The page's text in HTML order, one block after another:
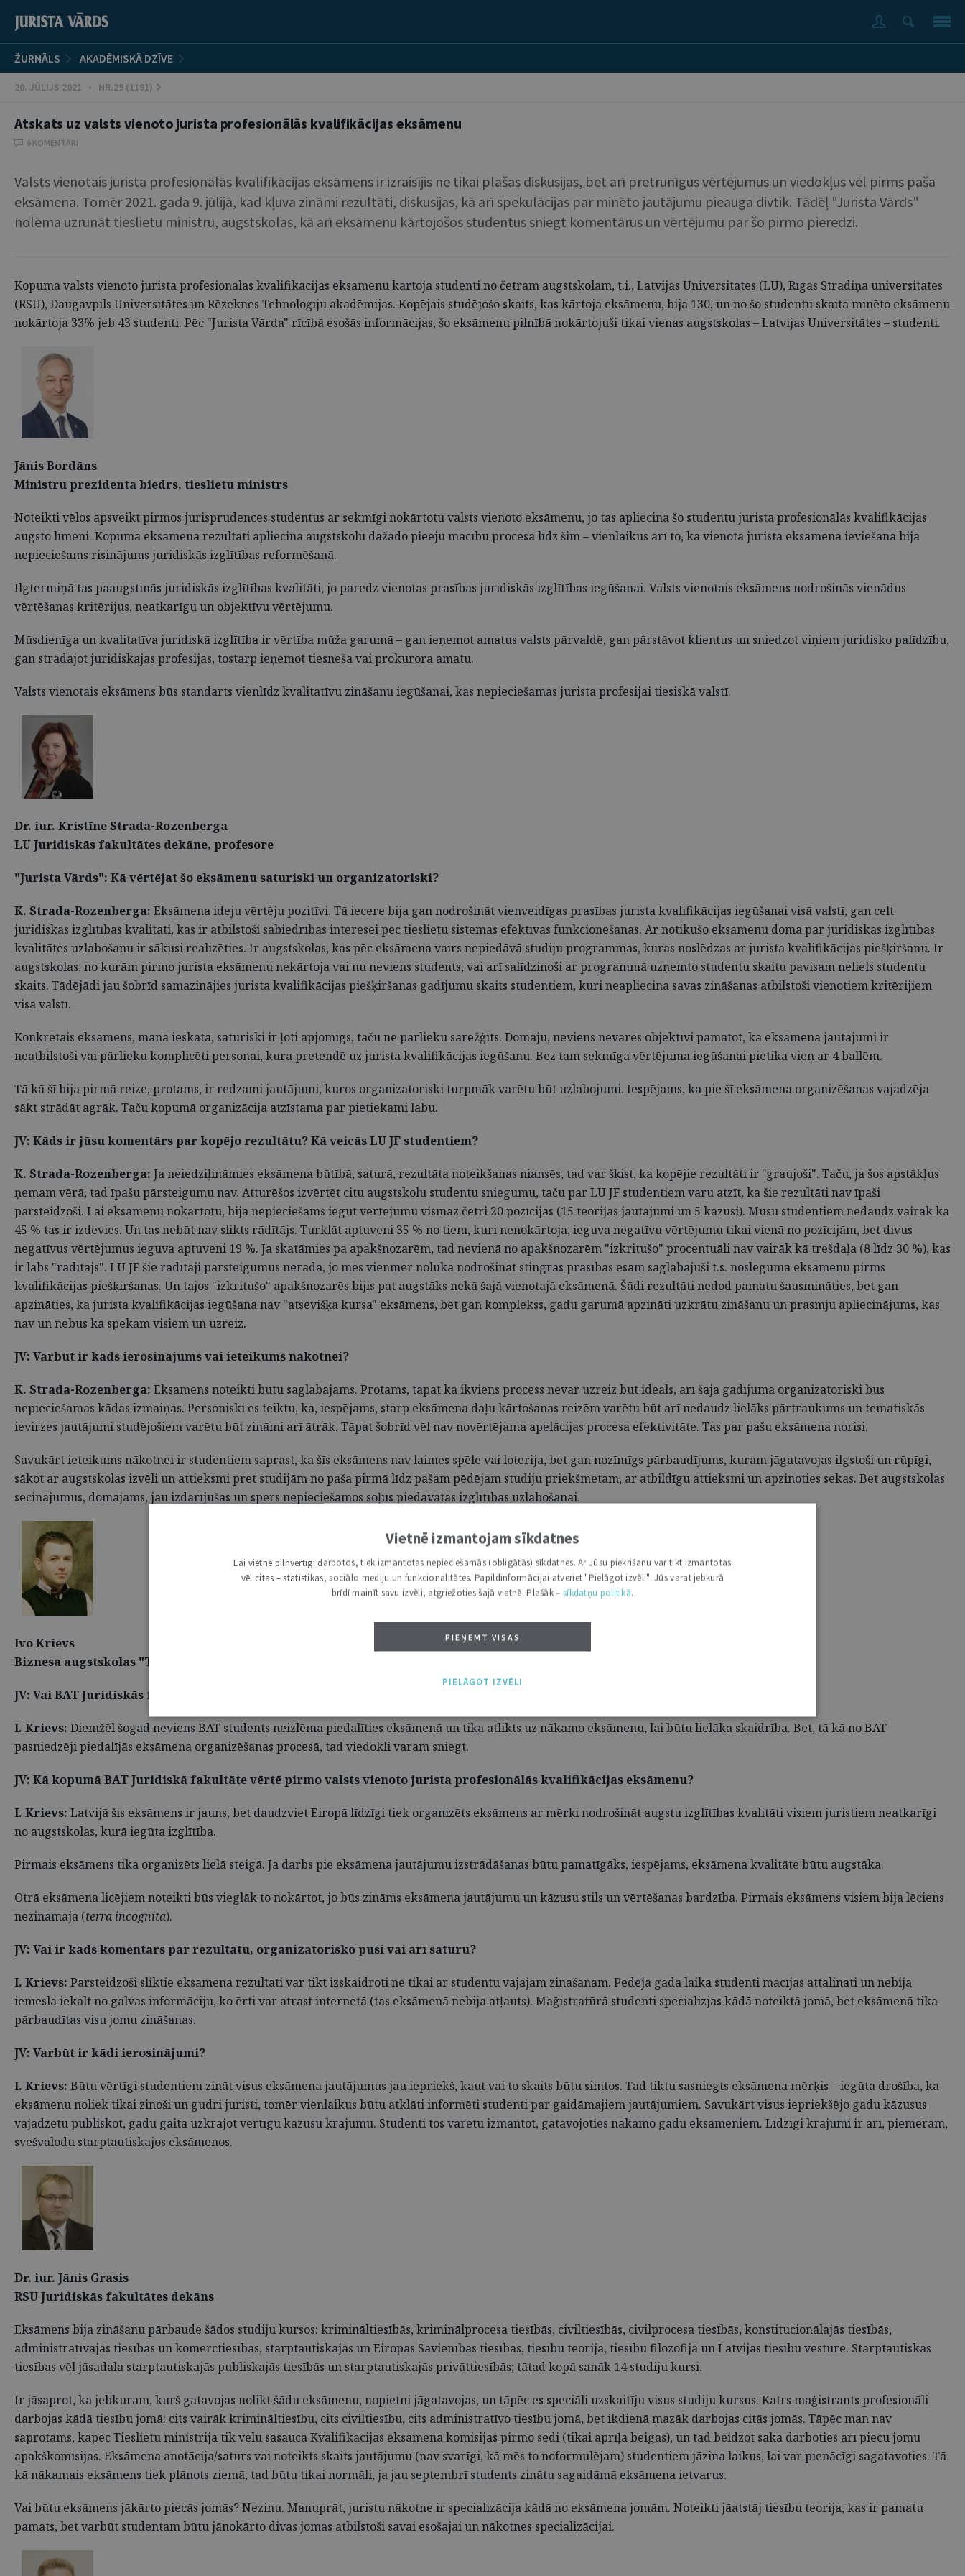
ŽURNĀLS AKADĒMISKĀ DZĪVE
20. JŪLIJS 2021 • NR.29 (1191)
Atskats uz valsts vienoto jurista profesionālās kvalifikācijas eksāmenu
6 KOMENTĀRI
Valsts vienotais jurista profesionālās kvalifikācijas eksāmens ir izraisījis ne tikai plašas diskusijas, bet arī pretrunīgus vērtējumus un viedokļus vēl pirms paša
eksāmena. Tomēr 2021. gada 9. jūlijā, kad kļuva zināmi rezultāti, diskusijas, kā arī spekulācijas par minēto jautājumu pieauga divtik. Tādēļ "Jurista Vārds"
nolēma uzrunāt tieslietu ministru, augstskolas, kā arī eksāmenu kārtojošos studentus sniegt komentārus un vērtējumu par šo pirmo pieredzi.
Kopumā valsts vienoto jurista profesionālās kvalifikācijas eksāmenu kārtoja studenti no četrām augstskolām, t.i., Latvijas Universitātes (LU), Rīgas Stradiņa universitātes
(RSU), Daugavpils Universitātes un Rēzeknes Tehnoloģiju akadēmijas. Kopējais studējošo skaits, kas kārtoja eksāmenu, bija 130, un no šo studentu skaita minēto eksāmenu
nokārtoja 33% jeb 43 studenti. Pēc "Jurista Vārda" rīcībā esošās informācijas, šo eksāmenu pilnībā nokārtojuši tikai vienas augstskolas – Latvijas Universitātes – studenti.
Jānis Bordāns
Ministru prezidenta biedrs, tieslietu ministrs
Noteikti vēlos apsveikt pirmos jurisprudences studentus ar sekmīgi nokārtotu valsts vienoto eksāmenu, jo tas apliecina šo studentu jurista profesionālās kvalifikācijas
augsto līmeni. Kopumā eksāmena rezultāti apliecina augstskolu dažādo pieeju mācību procesā līdz šim – vienlaikus arī to, ka vienota jurista eksāmena ieviešana bija
nepieciešams risinājums juridiskās izglītības reformēšanā.
Ilgtermiņā tas paaugstinās juridiskās izglītības kvalitāti, jo paredz vienotas prasības juridiskās izglītības iegūšanai. Valsts vienotais eksāmens nodrošinās vienādus
vērtēšanas kritērijus, neatkarīgu un objektīvu vērtējumu.
Mūsdienīga un kvalitatīva juridiskā izglītība ir vērtība mūža garumā – gan ieņemot amatus valsts pārvaldē, gan pārstāvot klientus un sniedzot viņiem juridisko palīdzību,
gan strādājot juridiskajās profesijās, tostarp ieņemot tiesneša vai prokurora amatu.
Valsts vienotais eksāmens būs standarts vienlīdz kvalitatīvu zināšanu iegūšanai, kas nepieciešamas jurista profesijai tiesiskā valstī.
Dr. iur. Kristīne Strada-Rozenberga
LU Juridiskās fakultātes dekāne, profesore
"Jurista Vārds": Kā vērtējat šo eksāmenu saturiski un organizatoriski?
K. Strada-Rozenberga: Eksāmena ideju vērtēju pozitīvi. Tā iecere bija gan nodrošināt vienveidīgas prasības jurista kvalifikācijas iegūšanai visā valstī, gan celt
juridiskās izglītības kvalitāti, kas ir atbilstoši sabiedrības interesei pēc tieslietu sistēmas efektīvas funkcionēšanas. Ar notikušo eksāmenu doma par juridiskās izglītības
kvalitātes uzlabošanu ir sākusi realizēties. Ir augstskolas, kas pēc eksāmena vairs nepiedāvā studiju programmas, kuras noslēdzas ar jurista kvalifikācijas piešķiršanu. Ir
augstskolas, no kurām pirmo jurista eksāmenu nekārtoja vai nu neviens students, vai arī salīdzinoši ar programmā uzņemto studentu skaitu pavisam neliels studentu
skaits. Tādējādi jau šobrīd samazinājies jurista kvalifikācijas piešķiršanas gadījumu skaits studentiem, kuri neapliecina savas zināšanas atbilstoši vienotiem kritērijiem
visā valstī.
Konkrētais eksāmens, manā ieskatā, saturiski ir ļoti apjomīgs, taču ne pārlieku sarežģīts. Domāju, neviens nevarēs objektīvi pamatot, ka eksāmena jautājumi ir
neatbilstoši vai pārlieku komplicēti personai, kura pretendē uz jurista kvalifikācijas iegūšanu. Bez tam sekmīga vērtējuma iegūšanai pietika vien ar 4 ballēm.
Tā kā šī bija pirmā reize, protams, ir redzami jautājumi, kuros organizatoriski turpmāk varētu būt uzlabojumi. Iespējams, ka pie šī eksāmena organizēšanas vajadzēja
sākt strādāt agrāk. Taču kopumā organizācija atzīstama par pietiekami labu.
JV: Kāds ir jūsu komentārs par kopējo rezultātu? Kā veicās LU JF studentiem?
K. Strada-Rozenberga: Ja neiedziļināmies eksāmena būtībā, saturā, rezultāta noteikšanas niansēs, tad var šķist, ka kopējie rezultāti ir "graujoši". Taču, ja šos apstākļus
ņemam vērā, tad īpašu pārsteigumu nav. Atturēšos izvērtēt citu augstskolu studentu sniegumu, taču par LU JF studentiem varu atzīt, ka šie rezultāti nav īpaši
pārsteidzoši. Lai eksāmenu nokārtotu, bija nepieciešams iegūt vērtējumu vismaz četri 20 pozīcijās (15 teorijas jautājumi un 5 kāzusi). Mūsu studentiem nedaudz vairāk kā
45 % tas ir izdevies. Un tas nebūt nav slikts rādītājs. Turklāt aptuveni 35 % no tiem, kuri nenokārtoja, ieguva negatīvu vērtējumu tikai vienā no pozīcijām, bet divus
negatīvus vērtējumus ieguva aptuveni 19 %. Ja skatāmies pa apakšnozarēm, tad nevienā no apakšnozarēm "izkritušo" procentuāli nav vairāk kā trešdaļa (8 līdz 30 %), kas
ir labs "rādītājs". LU JF šie rādītāji pārsteigumus nerada, jo mēs vienmēr nolūkā nodrošināt stingras prasības esam saglabājuši t.s. noslēguma eksāmenu pirms
kvalifikācijas piešķiršanas. Un tajos "izkritušo" apakšnozarēs bijis pat augstāks nekā šajā vienotajā eksāmenā. Šādi rezultāti nedod pamatu šausmināties, bet gan
apzināties, ka jurista kvalifikācijas iegūšana nav "atsevišķa kursa" eksāmens, bet gan komplekss, gadu garumā apzināti uzkrātu zināšanu un prasmju apliecinājums, kas
nav un nebūs ka spēkam visiem un uzreiz.
JV: Varbūt ir kāds ierosinājums vai ieteikums nākotnei?
K. Strada-Rozenberga: Eksāmens noteikti būtu saglabājams. Protams, tāpat kā ikviens process nevar uzreiz būt ideāls, arī šajā gadījumā organizatoriski būs
nepieciešamas kādas izmaiņas. Personiski es teiktu, ka, iespējams, starp eksāmena daļu kārtošanas reizēm varētu būt arī nedaudz lielāks pārtraukums un tematiskās
ievirzes jautājumi studējošiem varētu būt zināmi arī ātrāk. Tāpat šobrīd vēl nav novērtējama apelācijas procesa efektivitāte. Tas par pašu eksāmena norisi.
Savukārt ieteikums nākotnei ir studentiem saprast, ka šīs eksāmens nav laimes spēle vai loterija, bet gan nozīmīgs pārbaudījums, kuram jāgatavojas ilgstoši un rūpīgi,
sākot ar augstskolas izvēli un attieksmi pret studijām no paša pirmā līdz pašam pēdējam studiju priekšmetam, ar atbildīgu attieksmi un apzinoties sekas. Bet augstskolas
secinājumus, domājams, jau izdarījušas un spers nepieciešamos soļus piedāvātās izglītības uzlabošanai.
Ivo Krievs
Biznesa augstskolas "Turība" (BAT) Juridiskās fakultātes dekāns
JV: Vai BAT Juridiskās fakultātes studenti šajā eksāmenā piedalījās?
I. Krievs: Diemžēl šogad neviens BAT students neizlēma piedalīties eksāmenā un tika atlikts uz nākamo eksāmenu, lai būtu lielāka skaidrība. Bet, tā kā no BAT
pasniedzēji piedalījās eksāmena organizēšanas procesā, tad viedokli varam sniegt.
JV: Kā kopumā BAT Juridiskā fakultāte vērtē pirmo valsts vienoto jurista profesionālās kvalifikācijas eksāmenu?
I. Krievs: Latvijā šis eksāmens ir jauns, bet daudzviet Eiropā līdzīgi tiek organizēts eksāmens ar mērķi nodrošināt augstu izglītības kvalitāti visiem juristiem neatkarīgi
no augstskolas, kurā iegūta izglītība.
Pirmais eksāmens tika organizēts lielā steigā. Ja darbs pie eksāmena jautājumu izstrādāšanas būtu pamatīgāks, iespējams, eksāmena kvalitāte būtu augstāka.
Otrā eksāmena licējiem noteikti būs vieglāk to nokārtot, jo būs zināms eksāmena jautājumu un kāzusu stils un vērtēšanas bardzība. Pirmais eksāmens visiem bija lēciens
nezināmajā (terra incognita).
JV: Vai ir kāds komentārs par rezultātu, organizatorisko pusi vai arī saturu?
I. Krievs: Pārsteidzoši sliktie eksāmena rezultāti var tikt izskaidroti ne tikai ar studentu vājajām zināšanām. Pēdējā gada laikā studenti mācījās attālināti un nebija
iemesla iekalt no galvas informāciju, ko ērti var atrast internetā (tas eksāmenā nebija atļauts). Mağistratūrā studenti specializjas kādā noteiktā jomā, bet eksāmenā tika
pārbaudītas visu jomu zināšanas.
JV: Varbūt ir kādi ierosinājumi?
I. Krievs: Būtu vērtīgi studentiem zināt visus eksāmena jautājumus jau iepriekš, kaut vai to skaits būtu simtos. Tad tiktu sasniegts eksāmena mērķis – iegūta drošība, ka
eksāmenu noliek tikai zinoši un gudri juristi, tomēr vienlaikus būtu atklāti informēti studenti par gaidāmajiem jautājumiem. Savukārt visus iepriekšējo gadu kāzusus
vajadzētu publiskot, gadu gaitā uzkrājot vērtīgu kāzusu krājumu. Studenti tos varētu izmantot, gatavojoties nākamo gadu eksāmeniem. Līdzīgi krājumi ir arī, piemēram,
svešvalodu starptautiskajos eksāmenos.
Dr. iur. Jānis Grasis
RSU Juridiskās fakultātes dekāns
Eksāmens bija zināšanu pārbaude šādos studiju kursos: krimināltiesībās, kriminālprocesa tiesībās, civiltiesībās, civilprocesa tiesībās, konstitucionālajās tiesībās,
administratīvajās tiesībās un komerctiesībās, starptautiskajās un Eiropas Savienības tiesībās, tiesību teorijā, tiesību filozofijā un Latvijas tiesību vēsturē. Starptautiskās
tiesības vēl jāsadala starptautiskajās publiskajās tiesībās un starptautiskajās privāttiesībās; tātad kopā sanāk 14 studiju kursi.
Ir jāsaprot, ka jebkuram, kurš gatavojas nolikt šādu eksāmenu, nopietni jāgatavojas, un tāpēc es speciāli uzskaitīju visus studiju kursus. Katrs maģistrants profesionāli
darbojas kādā tiesību jomā: cits vairāk krimināltiesību, cits civiltiesību, cits administratīvo tiesību jomā, bet ikdienā mazāk darbojas citās jomās. Tāpēc man nav
saprotams, kāpēc Tieslietu ministrija tik vēlu sasauca Kvalifikācijas eksāmena komisijas pirmo sēdi (tikai aprīļa beigās), un tad beidzot sāka darboties arī piecu jomu
apakškomisijas. Eksāmena anotācija/saturs vai noteikts skaits jautājumu (nav svarīgi, kā mēs to noformulējam) studentiem jāzina laikus, lai var pienācīgi sagatavoties. Tā
kā nākamais eksāmens tiek plānots ziemā, tad būtu tikai normāli, ja jau septembrī students zinātu sagaidāmā eksāmena ietvarus.
Vai būtu eksāmens jākārto piecās jomās? Nezinu. Manuprāt, juristu nākotne ir specializācija kādā no eksāmena jomām. Noteikti jāatstāj tiesību teorija, kas ir pamatu
pamats, bet varbūt studentam būtu jānokārto divas jomas atbilstoši savai esošajai un nākotnes specializācijai.
Vietnē izmantojam sīkdatnes
Lai vietne pilnvērtīgi darbotos, tiek izmantotas nepieciešamās (obligātās) sīkdatnes. Ar Jūsu piekrišanu var tikt izmantotas
vēl citas – statistikas, sociālo mediju un funkcionalitātes. Papildinformācijai atveriet "Pielāgot izvēli". Jūs varat jebkurā
brīdī mainīt savu izvēli, atgriežoties šajā vietnē. Plašāk – sīkdatņu politikā.
PIEŅEMT VISAS
PIELĀGOT IZVĒLI